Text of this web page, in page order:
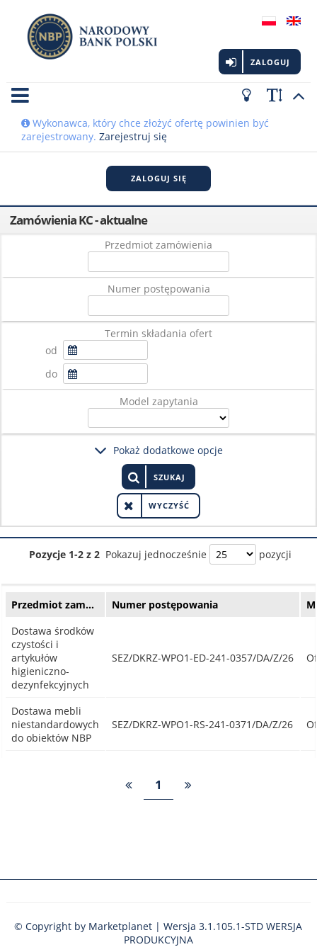
ZALOGUJ
Wykonawca, który chce złożyć ofertę powinien być
zarejestrowany. Zarejestruj się
ZALOGUJ SIĘ
Zamówienia KC - aktualne
Przedmiot zamówienia
Numer postępowania
Termin składania ofert
od
do
Model zapytania
Pokaż dodatkowe opcje
WYCZYŚĆ
SZUKAJ
Pozycje 1-2 z 2 Pokazuj jednocześnie pozycji
Przedmiot zam… Numer postępowania
Dostawa środków
czystości i
artykułów
higieniczno-
dezynfekcyjnych
SEZ/DKRZ-WPO1-ED-241-0357/DA/Z/26
Dostawa mebli
niestandardowych
do obiektów NBP
SEZ/DKRZ-WPO1-RS-241-0371/DA/Z/26
1
© Copyright by Marketplanet | Wersja 3.1.105.1-STDWERSJA
PRODUKCYJNA